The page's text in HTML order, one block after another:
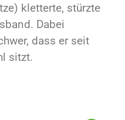
kletterte, stürzte
Dabei
dass er seit
sitzt.